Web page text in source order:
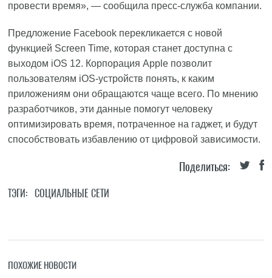
провести время», — сообщила пресс-служба компании.
Предложение Facebook перекликается с новой
функцией Screen Time, которая станет доступна с
выходом iOS 12. Корпорация Apple позволит
пользователям iOS-устройств понять, к каким
приложениям они обращаются чаще всего. По мнению
разработчиков, эти данные помогут человеку
оптимизировать время, потраченное на гаджет, и будут
способствовать избавлению от цифровой зависимости.
Поделиться:
ТЭГИ: СОЦИАЛЬНЫЕ СЕТИ
ПОХОЖИЕ НОВОСТИ